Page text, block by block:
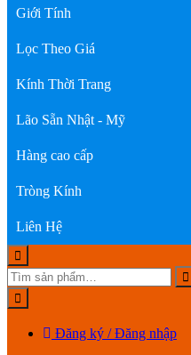
Giới Tính
Lọc Theo Giá
Kính Thời Trang
Lão Sẵn Nhật - Mỹ
Hàng cao cấp
Tròng Kính
Liên Hệ
Đăng ký / Đăng nhập